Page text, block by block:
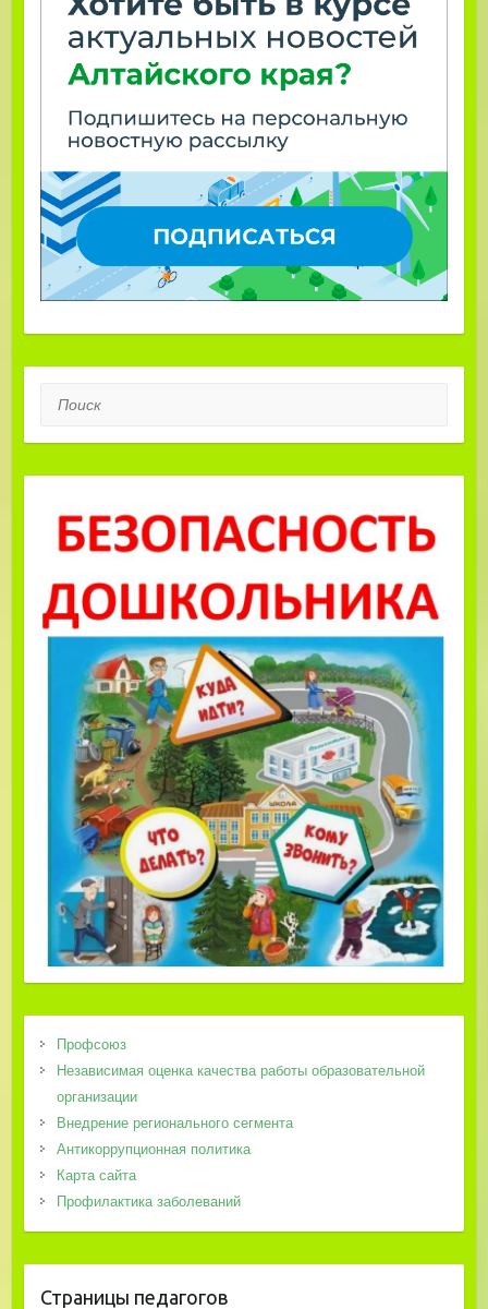
Поиск
Профсоюз
Независимая оценка качества работы образовательной
организации
Внедрение регионального сегмента
Антикоррупционная политика
Карта сайта
Профилактика заболеваний
Страницы педагогов